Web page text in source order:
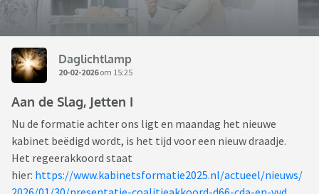
Daglichtlamp
20-02-2026om 15:25
Aan de Slag, Jetten I
Nu de formatie achter ons ligt en maandag het nieuwe
kabinet beëdigd wordt, is het tijd voor een nieuw draadje.
Het regeerakkoord staat
hier: https://www.kabinetsformatie2025.nl/actueel/nieuws/